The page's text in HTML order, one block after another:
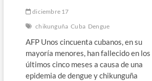
diciembre 17
chikunguña Cuba Dengue
AFP Unos cincuenta cubanos, en su
mayoría menores, han fallecido en los
últimos cinco meses a causa de una
epidemia de dengue y chikunguña